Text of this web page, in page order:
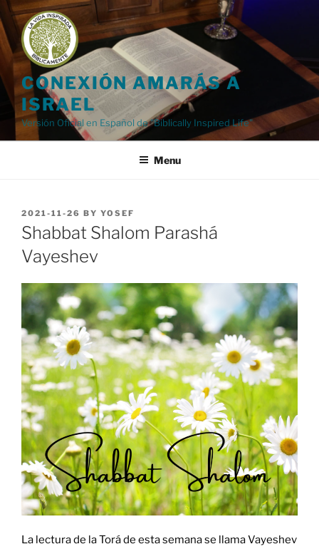
Skip
to
content
CONEXIÓN AMARÁS A
ISRAEL
Versión Oficial en Español de "Biblically Inspired Life"
Menu
POSTED
ON
2021-11-26 BY YOSEF
Shabbat Shalom Parashá
Vayeshev
La lectura de la Torá de esta semana se llama Vayeshev